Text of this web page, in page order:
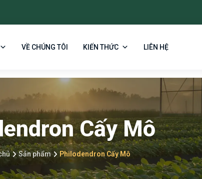
VỀ CHÚNG TÔI KIẾN THỨC LIÊN HỆ
Cấy Mô
Sản phẩm Philodendron Cấy Mô